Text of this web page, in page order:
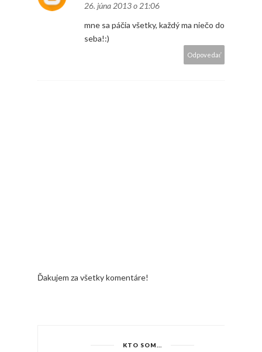
26. júna 2013 o 21:06
mne sa páčia všetky, každý ma niečo do
seba!:)
Odpovedať
Ďakujem za všetky komentáre!
KTO SOM...